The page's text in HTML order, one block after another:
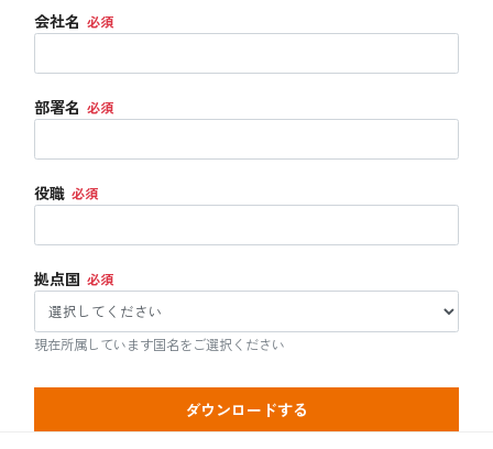
会社名
部署名
役職
拠点国
現在所属しています国名をご選択ください